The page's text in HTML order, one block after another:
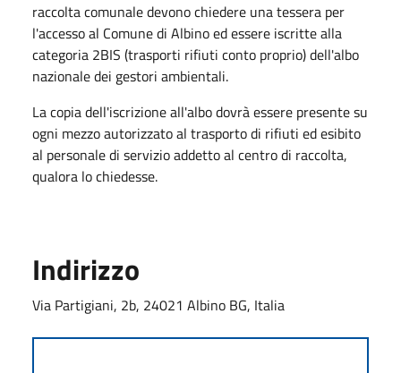
raccolta comunale devono chiedere una tessera per
l'accesso al Comune di Albino ed essere iscritte alla
categoria 2BIS (trasporti rifiuti conto proprio) dell'albo
nazionale dei gestori ambientali.
La copia dell'iscrizione all'albo dovrà essere presente su
ogni mezzo autorizzato al trasporto di rifiuti ed esibito
al personale di servizio addetto al centro di raccolta,
qualora lo chiedesse.
Indirizzo
Via Partigiani, 2b, 24021 Albino BG, Italia